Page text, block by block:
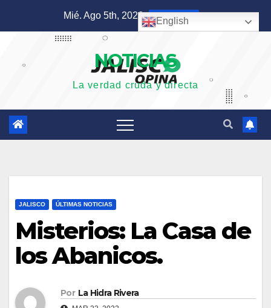
Mié. Ago 5th, 2026 8:43:27 AM
NOTICIAS
La verdad cruda y directa
JALISCO ÚLTIMAS NOTICIAS
Misterios: La Casa de
los Abanicos.
Por La Hidra Rivera
English